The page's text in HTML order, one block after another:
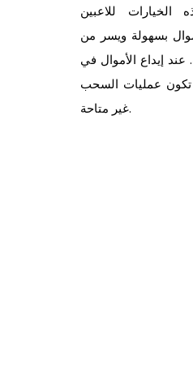
الخيارات للاعبين
بسهولة ويسر من
عند إيداع الأموال في
تكون عمليات السحب
غير متاحة.